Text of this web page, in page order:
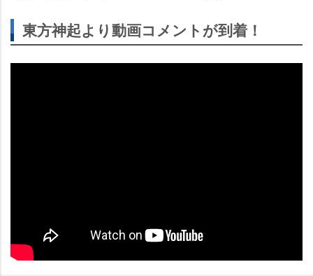
東方神起より動画コメントが到着！